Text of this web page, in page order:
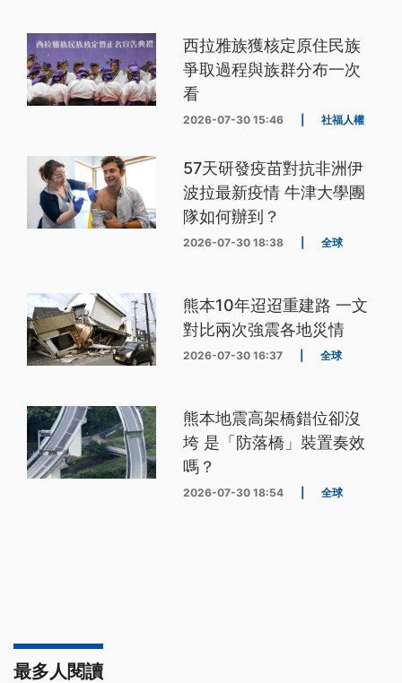
西拉雅族獲核定原住民族
爭取過程與族群分布一次
看
2026-07-30 15:46 社福人權
57天研發疫苗對抗非洲伊
波拉最新疫情 牛津大學團
隊如何辦到？
2026-07-30 18:38 全球
熊本10年迢迢重建路 一文
對比兩次強震各地災情
2026-07-30 16:37 全球
熊本地震高架橋錯位卻沒
垮 是「防落橋」裝置奏效
嗎？
2026-07-30 18:54 全球
最多人閱讀